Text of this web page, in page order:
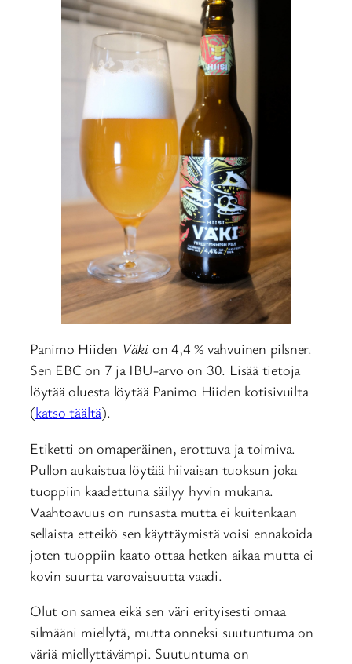
Panimo Hiiden Väki on 4,4 % vahvuinen pilsner.
Sen EBC on 7 ja IBU-arvo on 30. Lisää tietoja
löytää oluesta löytää Panimo Hiiden kotisivuilta
(katso täältä).
Etiketti on omaperäinen, erottuva ja toimiva.
Pullon aukaistua löytää hiivaisan tuoksun joka
tuoppiin kaadettuna säilyy hyvin mukana.
Vaahtoavuus on runsasta mutta ei kuitenkaan
sellaista etteikö sen käyttäymistä voisi ennakoida
joten tuoppiin kaato ottaa hetken aikaa mutta ei
kovin suurta varovaisuutta vaadi.
Olut on samea eikä sen väri erityisesti omaa
silmääni miellytä, mutta onneksi suutuntuma on
väriä miellyttävämpi. Suutuntuma on